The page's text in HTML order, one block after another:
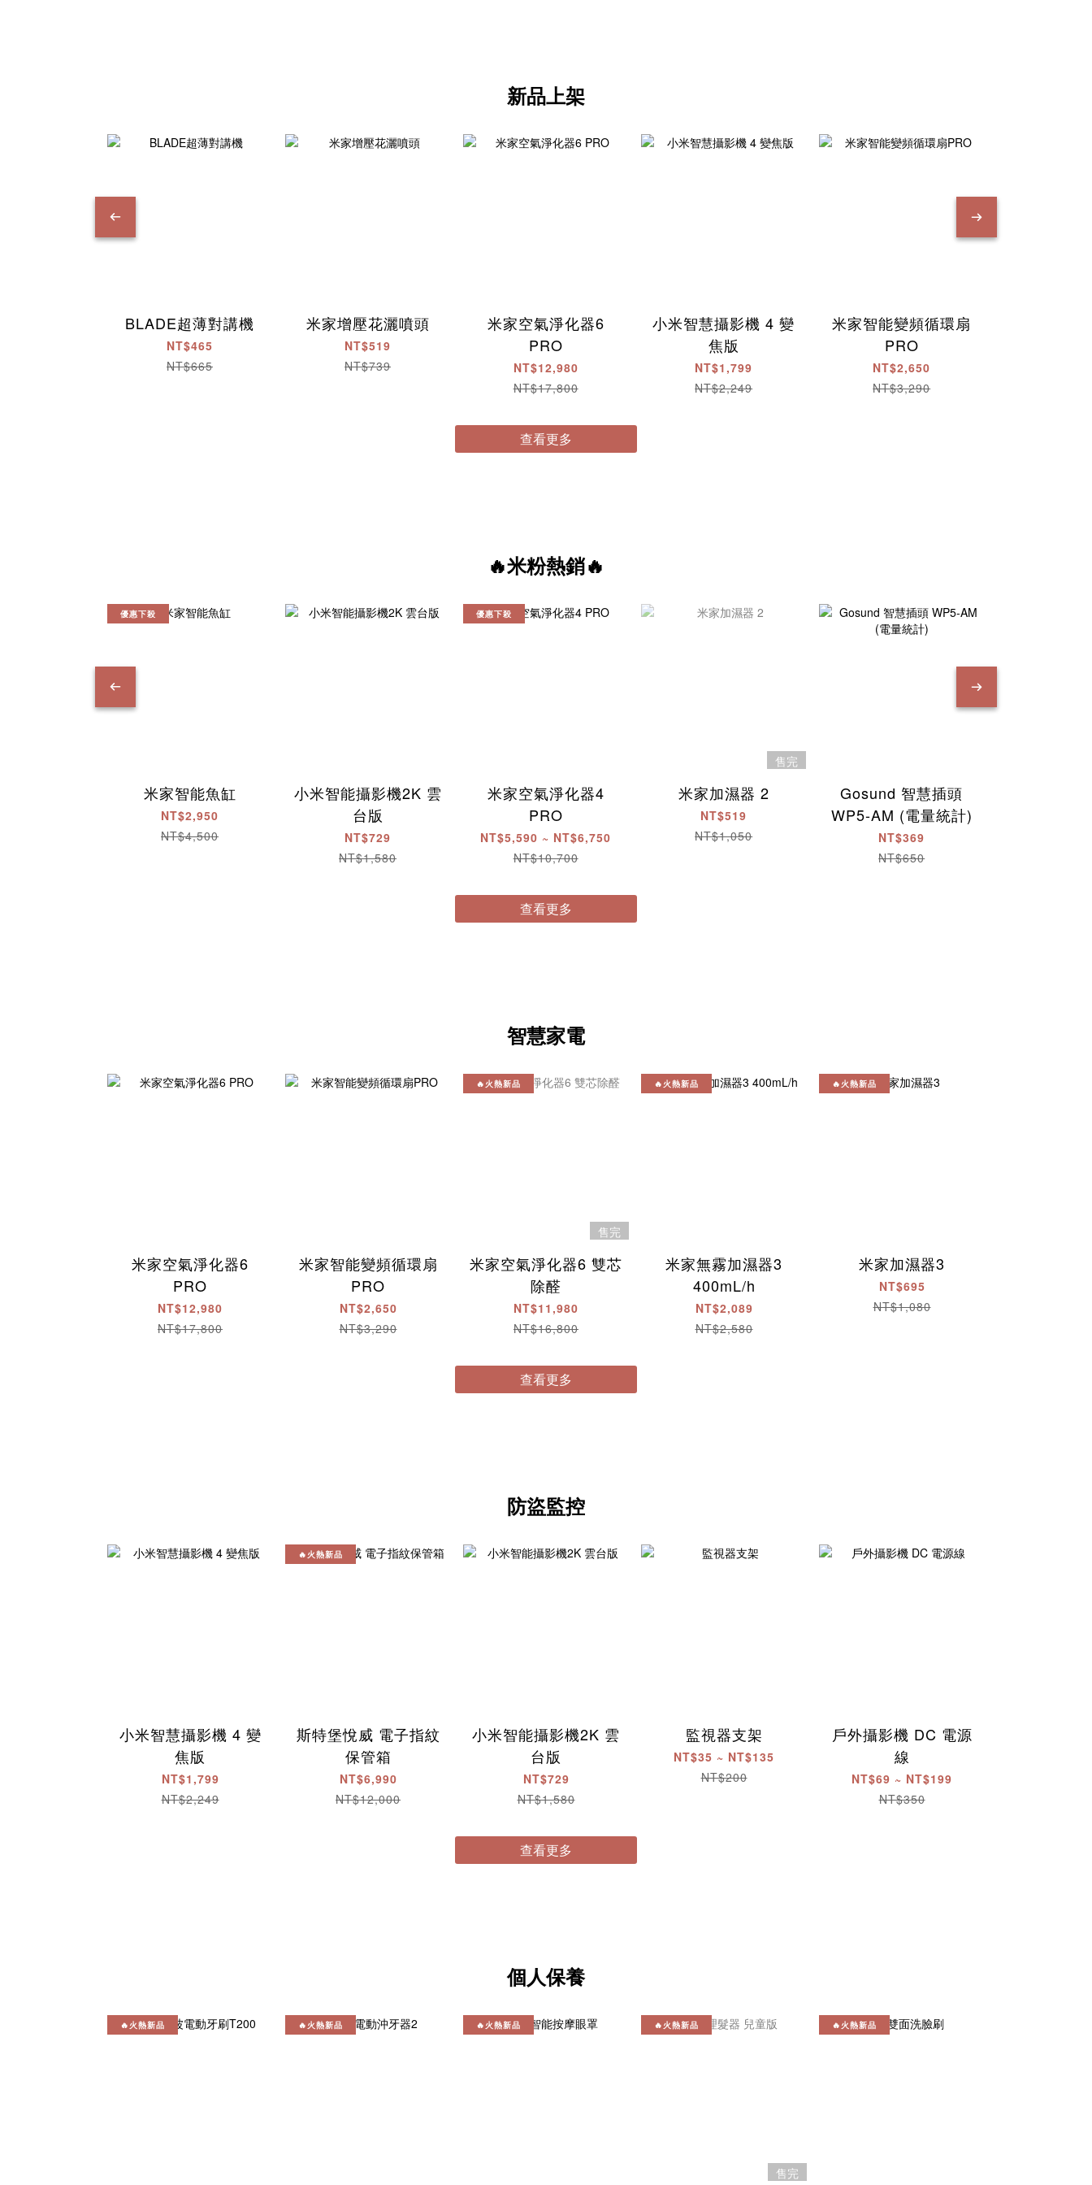
新品上架
BLADE超薄對講機
NT$465
NT$665
米家增壓花灑噴頭
NT$519
NT$739
米家空氣淨化器6
PRO
NT$12,980
NT$17,800
小米智慧攝影機 4 變
焦版
NT$1,799
NT$2,249
米家智能變頻循環扇
PRO
NT$2,650
NT$3,290
查看更多
🔥米粉熱銷🔥
優惠下殺
米家智能魚缸
NT$2,950
NT$4,500
小米智能攝影機2K 雲
台版
NT$729
NT$1,580
優惠下殺
米家空氣淨化器4
PRO
NT$5,590 ~ NT$6,750
NT$10,700
售完
米家加濕器 2
NT$519
NT$1,050
Gosund 智慧插頭
WP5-AM (電量統計)
NT$369
NT$650
查看更多
智慧家電
米家空氣淨化器6
PRO
NT$12,980
NT$17,800
米家智能變頻循環扇
PRO
NT$2,650
NT$3,290
🔥火熱新品
售完
米家空氣淨化器6 雙芯
除醛
NT$11,980
NT$16,800
🔥火熱新品
米家無霧加濕器3
400mL/h
NT$2,089
NT$2,580
🔥火熱新品
米家加濕器3
NT$695
NT$1,080
查看更多
防盜監控
小米智慧攝影機 4 變
焦版
NT$1,799
NT$2,249
🔥火熱新品
斯特堡悅威 電子指紋
保管箱
NT$6,990
NT$12,000
小米智能攝影機2K 雲
台版
NT$729
NT$1,580
監視器支架
NT$35 ~ NT$135
NT$200
戶外攝影機 DC 電源
線
NT$69 ~ NT$199
NT$350
查看更多
個人保養
🔥火熱新品 🔥火熱新品 🔥火熱新品 🔥火熱新品
售完
🔥火熱新品